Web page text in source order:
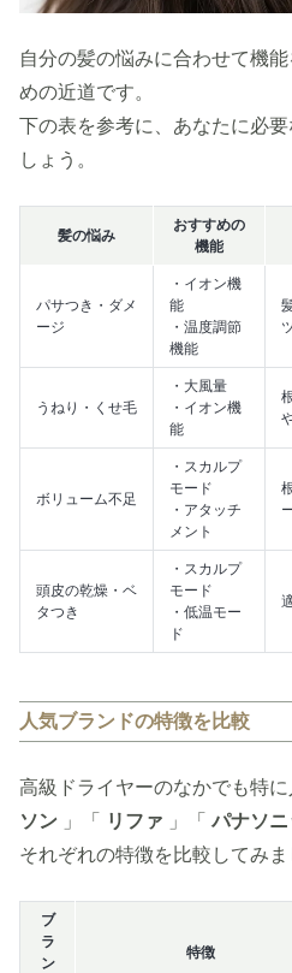
自分の髪の悩みに合わせて機
めの近道です。
下の表を参考に、あなたに必
しょう。
髪の悩み
おすすめの
機能
パサつき・ダメ
ージ
・イオン機
能
・温度調節
機能
うねり・くせ毛
・大風量
・イオン機
能
ボリューム不足
・スカルプ
モード
・アタッチ
メント
頭皮の乾燥・ベ
タつき
・スカルプ
モード
・低温モー
ド
人気ブランドの特徴を比較
高級ドライヤーのなかでも特
ソン 」「 リファ 」「 パナソニ
それぞれの特徴を比較してみま
ブ
ラ
ン
特徴